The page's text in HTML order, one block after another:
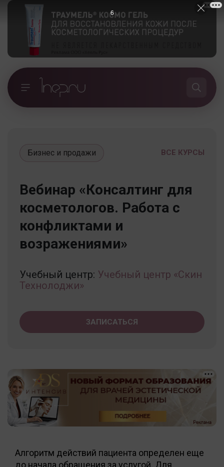
ВСЕ КУРСЫ
Бизнес и продажи
Вебинар «Консалтинг для
косметологов. Работа с
конфликтами и
возражениями»
Учебный центр: Учебный центр «Скин
Технолоджи»
ЗАПИСАТЬСЯ
Алгоритм действий пациента определен еще
до начала обращения за услугой. Для
5